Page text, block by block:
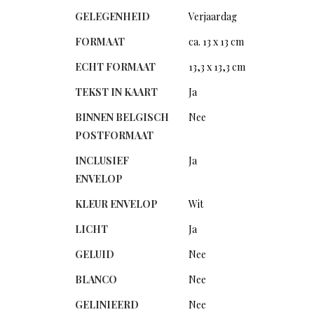
GELEGENHEID
Verjaardag
FORMAAT
ca. 13 x 13 cm
ECHT FORMAAT
13,3 x 13,3 cm
TEKST IN KAART
Ja
BINNEN BELGISCH
POSTFORMAAT
Nee
INCLUSIEF
ENVELOP
Ja
KLEUR ENVELOP
Wit
LICHT
Ja
GELUID
Nee
BLANCO
Nee
GELINIEERD
Nee